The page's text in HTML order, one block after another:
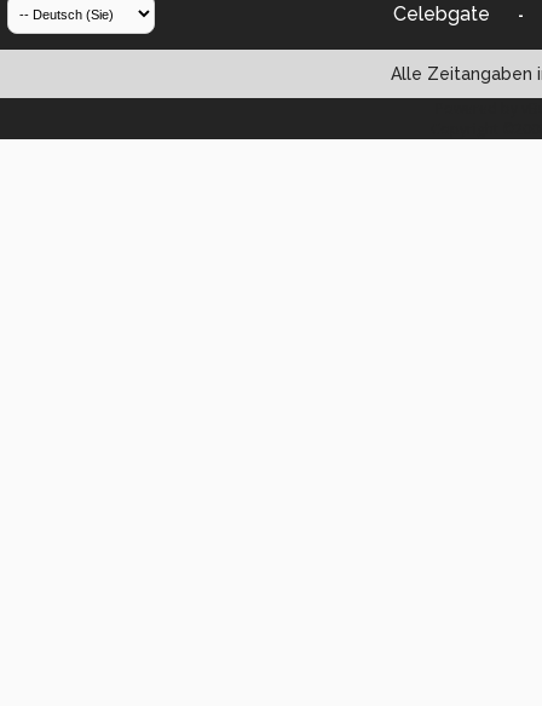
Celebgate -
Alle Zeitangaben